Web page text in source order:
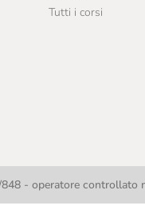
Tutti i corsi
- operatore